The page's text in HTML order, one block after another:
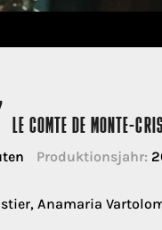
/LE COMTE DE MONTE-
Produktionsjahr:
Anamaria